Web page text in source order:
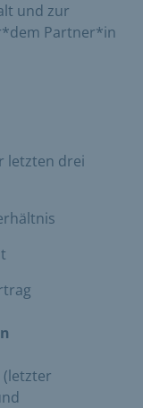
und zur
Partner*in
letzten drei
(letzter